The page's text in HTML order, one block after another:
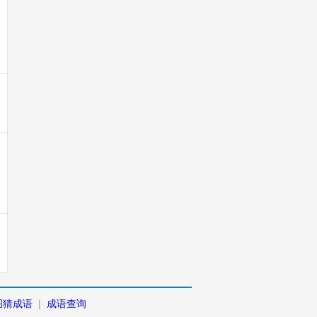
猜成语 |
成语查询